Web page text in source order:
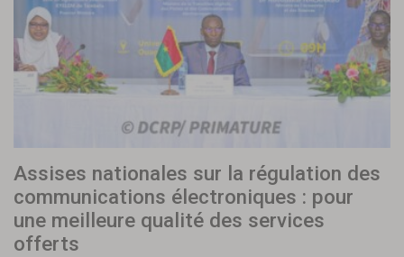
Assises nationales sur la régulation des
communications électroniques : pour
une meilleure qualité des services
offerts